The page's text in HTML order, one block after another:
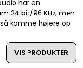
har en
24 bit/96 KHz, men
komme højere op
VIS PRODUKTER